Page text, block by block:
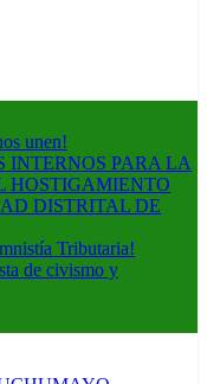
unen!
INTERNOS PARA LA
HOSTIGAMIENTO
DISTRITAL DE
Tributaria!
de civismo y